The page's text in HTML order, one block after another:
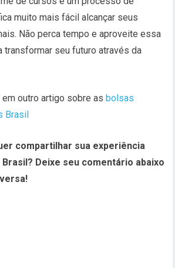
muito mais fácil alcançar seus
Não perca tempo e aproveite essa
transformar seu futuro através da
em outro artigo sobre asbolsas
Brasil
compartilhar sua experiência
Brasil? Deixe seu comentário abaixo